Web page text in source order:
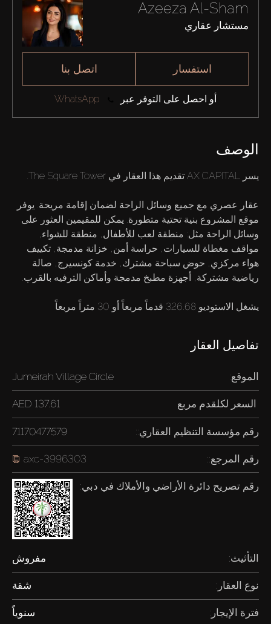
Azeeza Al-Sham
مستشار عقاري
اتصل بنا استفسار
أو احصل على التوفر عبر WhatsApp
الوصف
عقار عصري مع جميع وسائل الراحة لضمان إقامة مريحة. يوفر
موقع المشروع بنية تحتية متطورة. يمكن للمقيمين العثور على
وسائل الراحة مثل: منطقة لعب للأطفال, منطقة للشواء,
مواقف مغطاة للسيارات, حراسة أمن, خزانة مدمجة, تكييف
هواء مركزي, حوض سباحة مشترك, خدمة كونسيرج, صالة
يشغل الاستوديو 326.68 قدماً مربعاً أو 30 متراً مربعاً
تفاصيل العقار
الموقع: Jumeirah Village Circle
السعر لكلقدم مربع 137.61 AED
رقم مؤسسة التنظيم العقاري:: 71170477579
رقم المرجع:: axc-3996303
رقم تصريح دائرة الأراضي والأملاك في دبي:
التأثيث: مفروش
نوع العقار: شقة
فترة الإيجار: سنوياً